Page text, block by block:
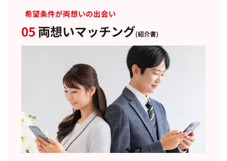
希望条件が両想いの出会い
05 両想いマッチング(紹介書)